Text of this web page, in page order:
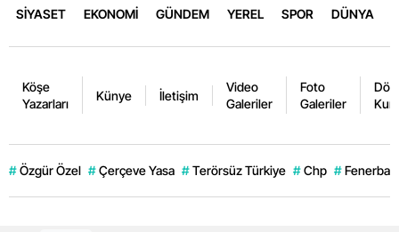
SİYASET EKONOMİ GÜNDEM YEREL SPOR DÜNYA
Köşe
Yazarları
Künye İletişim
Video
Galeriler
Foto
Galeriler
# Özgür Özel # Çerçeve Yasa # Terörsüz Türkiye # Chp #